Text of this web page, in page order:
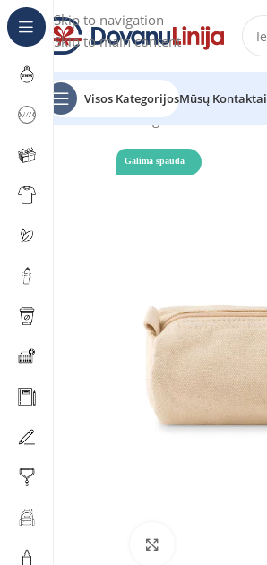
Skip to navigation
Skip to main content
Visos KategorijosMūsų Kontaktai
Pradžia Katalogas
Galima spauda